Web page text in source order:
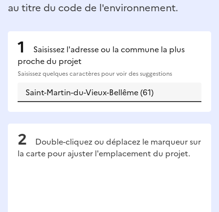
au titre du code de l'environnement.
Saisissez l'adresse ou la commune la plus
proche du projet
Saisissez quelques caractères pour voir des suggestions
Double-cliquez ou déplacez le marqueur sur
la carte pour ajuster l'emplacement du projet.